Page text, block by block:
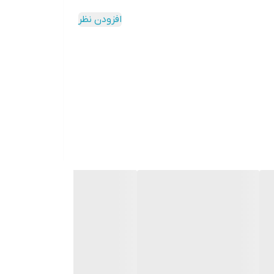
افزودن نظر